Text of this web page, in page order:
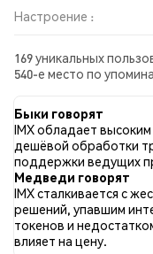
Настроение :
169 уникальных
540-е место по
во всех социальных
опубликовано 0
твитов имели бычий
медвежьим настроем
нейтральными по
103 твитах.
Быки говорят
IMX обладает
дешёвой обработки
поддержки ведущих
Медведи говорят
IMX сталкивается с
решений, упавшим
токенов и
влияет на цену.